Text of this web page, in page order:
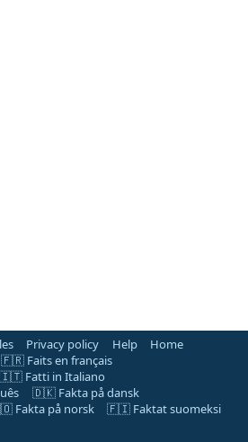
Privacy policy Help
Home
🇫🇷 Faits en français
🇮🇹 Fatti in Italiano
🇩🇰 Fakta på dansk
Fakta på norsk
🇫🇮 Faktat suomeksi